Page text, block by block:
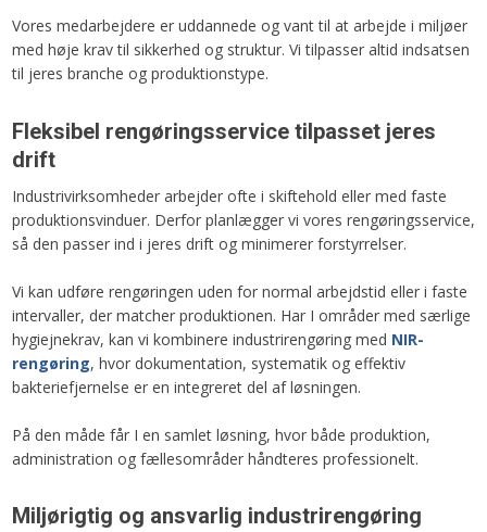
Vores medarbejdere er uddannede og vant til at arbejde i miljøer
med høje krav til sikkerhed og struktur. Vi tilpasser altid indsatsen
til jeres branche og produktionstype.
Fleksibel rengøringsservice tilpasset jeres
drift
Industrivirksomheder arbejder ofte i skiftehold eller med faste
produktionsvinduer. Derfor planlægger vi vores rengøringsservice,
så den passer ind i jeres drift og minimerer forstyrrelser.
Vi kan udføre rengøringen uden for normal arbejdstid eller i faste
intervaller, der matcher produktionen. Har I områder med særlige
hygiejnekrav, kan vi kombinere industrirengøring med NIR-
rengøring, hvor dokumentation, systematik og effektiv
bakteriefjernelse er en integreret del af løsningen.
På den måde får I en samlet løsning, hvor både produktion,
administration og fællesområder håndteres professionelt.​
Miljørigtig og ansvarlig industrirengøring